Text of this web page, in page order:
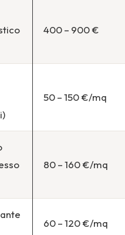
400 – 900 €
50 – 150 €/mq
80 – 160 €/mq
60 – 120 €/mq